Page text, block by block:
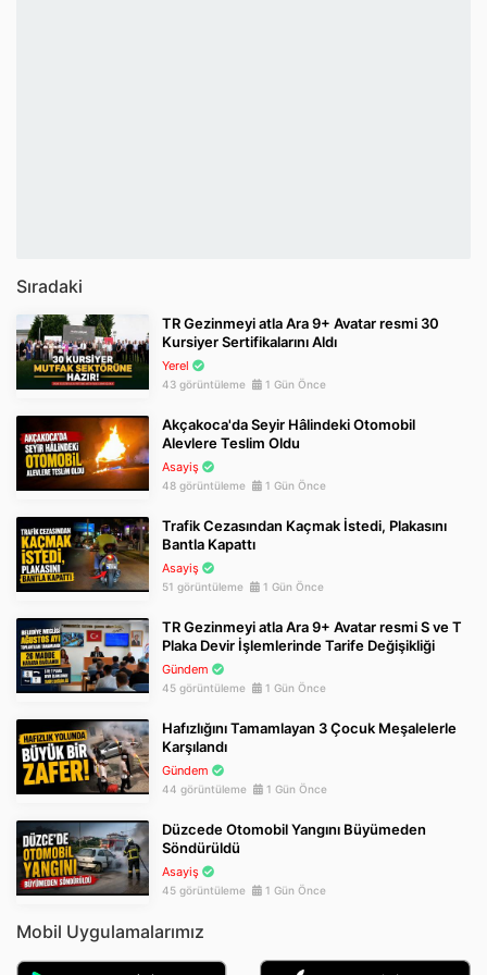
Sıradaki
TR Gezinmeyi atla Ara 9+ Avatar resmi 30
Kursiyer Sertifikalarını Aldı
Yerel
43 görüntüleme 1 Gün Önce
Akçakoca'da Seyir Hâlindeki Otomobil
Alevlere Teslim Oldu
Asayiş
48 görüntüleme 1 Gün Önce
Trafik Cezasından Kaçmak İstedi, Plakasını
Bantla Kapattı
Asayiş
51 görüntüleme 1 Gün Önce
TR Gezinmeyi atla Ara 9+ Avatar resmi S ve T
Plaka Devir İşlemlerinde Tarife Değişikliği
Gündem
45 görüntüleme 1 Gün Önce
Hafızlığını Tamamlayan 3 Çocuk Meşalelerle
Karşılandı
Gündem
44 görüntüleme 1 Gün Önce
Düzcede Otomobil Yangını Büyümeden
Söndürüldü
Asayiş
45 görüntüleme 1 Gün Önce
Mobil Uygulamalarımız